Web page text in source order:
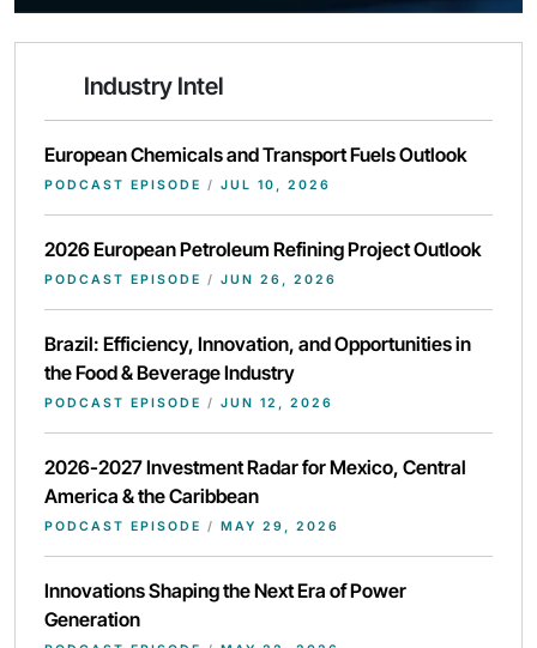
Industry Intel
European Chemicals and Transport Fuels Outlook
PODCAST EPISODE / JUL 10, 2026
2026 European Petroleum Refining Project Outlook
PODCAST EPISODE / JUN 26, 2026
Brazil: Efficiency, Innovation, and Opportunities in
the Food & Beverage Industry
PODCAST EPISODE / JUN 12, 2026
2026-2027 Investment Radar for Mexico, Central
America & the Caribbean
PODCAST EPISODE / MAY 29, 2026
Innovations Shaping the Next Era of Power
Generation